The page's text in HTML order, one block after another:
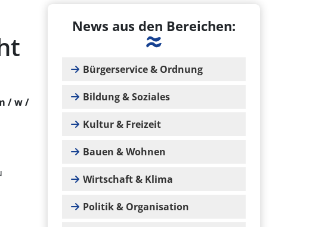
/ w /
News aus den Bereichen:
Bürgerservice & Ordnung
Bildung & Soziales
Kultur & Freizeit
Bauen & Wohnen
Wirtschaft & Klima
Politik & Organisation